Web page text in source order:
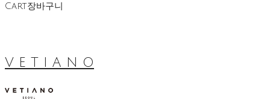
Cart장바구니
V E T I A N O